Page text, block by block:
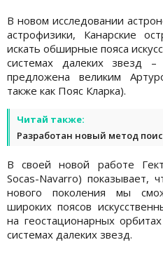
В новом исследовании
астрофизики, Канарские
искать обширные пояса
системах далеких звезд
предложена великим
также как Пояс Кларка).
Читай также:
Разработан новый метод
В своей новой работе
Socas-Navarro) показывает,
нового поколения мы
широких поясов
на геостационарных
системах далеких звезд.